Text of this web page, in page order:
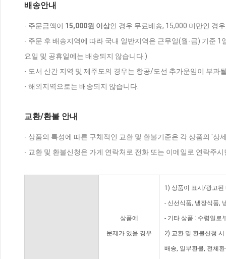
배송안내
- 주문금액이 15,000원 이상인 경우 무료배송, 15,000 미만인 경
- 주문 후 배송지역에 따라 국내 일반지역은 근무일(월-금) 기준
요일 및 공휴일에는 배송되지 않습니다.)
- 도서 산간 지역 및 제주도의 경우는 항공/도선 추가운임이 부과
- 해외지역으로는 배송되지 않습니다.
교환/환불 안내
- 상품의 특성에 따른 구체적인 교환 및 환불기준은 각 상품의 '상
- 교환 및 환불신청은 가게 연락처로 전화 또는 이메일로 연락주
상품에
문제가 있을 경우
1) 상품이 표시/광고된
- 신선식품, 냉장식품,
- 기타 상품 : 수령일로
2) 교환 및 환불신청
배송, 일부환불, 전체